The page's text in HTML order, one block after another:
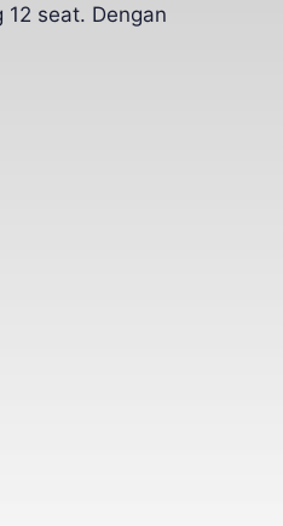
seat. Dengan